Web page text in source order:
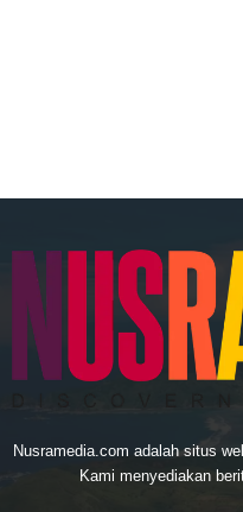
Nusramedia.com adalah situs
Kami menyediakan